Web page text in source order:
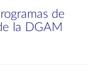
de
la DGAM